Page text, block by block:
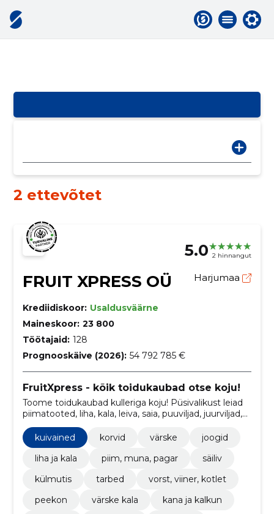
2 ettevõtet
5.0 2 hinnangut
FRUIT XPRESS OÜ Harjumaa
Krediidiskoor: Usaldusväärne
Maineskoor: 23 800
Töötajaid: 128
Prognooskäive (2026): 54 792 785 €
FruitXpress - kõik toidukaubad otse koju!
Toome toidukaubad kulleriga koju! Püsivalikust leiad
piimatooted, liha, kala, leiva, saia, puuviljad, juurviljad,
kuivained, alkoholi ja esmatarbekaubad.
kuivained
korvid värske
joogid
liha ja kala
piim, muna, pagar
säiliv
külmutis
tarbed
vorst, viiner, kotlet
peekon
värske kala
kana ja kalkun